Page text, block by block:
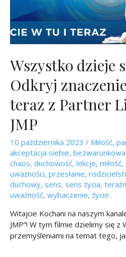
Wszystko dzieje
Odkryj
teraz z Partner
JMP
10 października 2023 / Miłość,
akceptacja siebie, bezwarunkowa
chaos, duchowość, lekcje, miłość,
uważności, przesłanie,
duchowy, sens, sens życia,
uważność, wybaczenie, życie
Witajcie Kochani na naszym
JMP”! W tym filmie dzielimy się z
przemyśleniami na temat tego,